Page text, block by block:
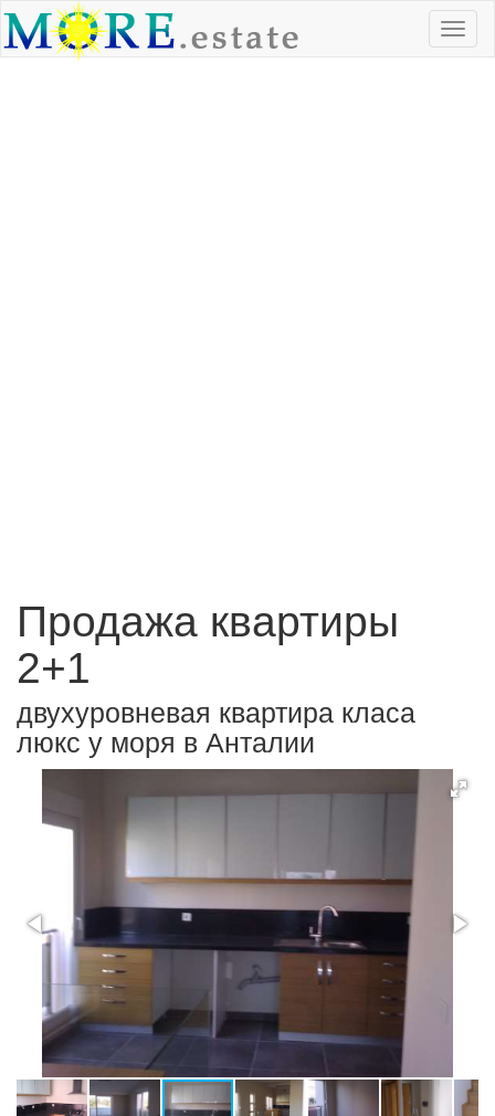
Продажа квартиры
2+1
двухуровневая квартира класа
люкс у моря в Анталии